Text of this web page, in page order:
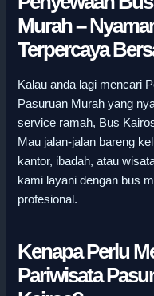
Murah –
Terpercaya
Kalau anda lagi mencari
Pasuruan Murah yang
service ramah, Bus
Mau jalan-jalan bareng
kantor, ibadah, atau
kami layani dengan bus
profesional.
Kenapa Perlu
Pariwisata